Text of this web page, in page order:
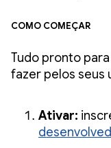
Como começar
Tudo pronto
fazer pelos seus
Ativar: